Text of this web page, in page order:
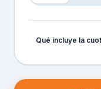
Qué incluye la